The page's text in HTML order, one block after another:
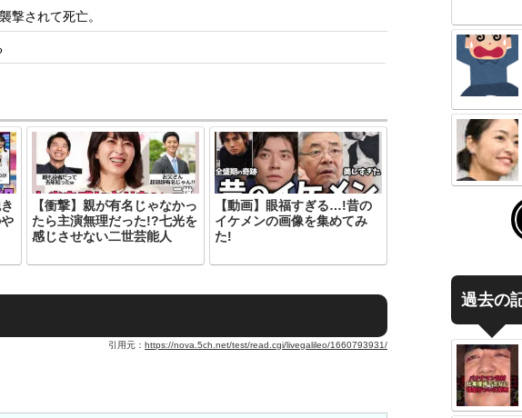
撃されて死亡。
【衝撃】親が有名じゃなかっ
たら主演無理だった!?七光を
感じさせない二世芸能人
【動画】眼福すぎる…!昔の
イケメンの画像を集めてみ
た!
引用元： https://nova.5ch.net/test/read.cgi/livegalileo/1660793931/
過去の